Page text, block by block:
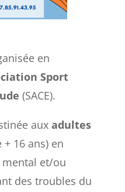
en
Sport
(SACE).
aux adultes
16 ans) en
et/ou
des troubles du